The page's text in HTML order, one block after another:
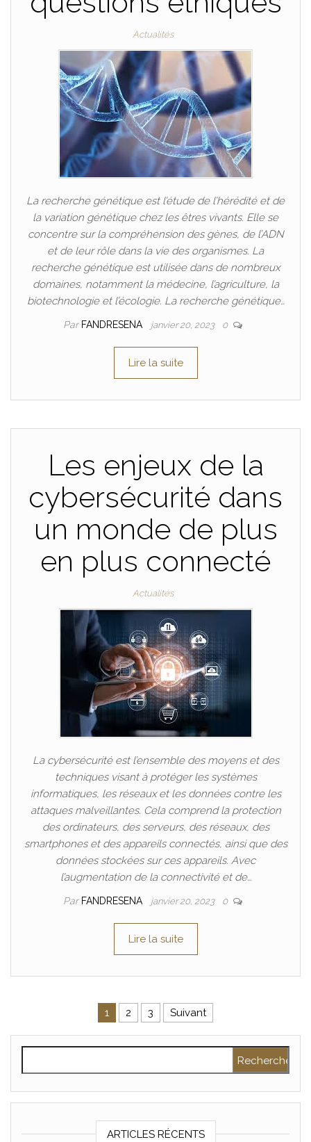
Actualités
La recherche génétique est l’étude de l’hérédité et de
la variation génétique chez les êtres vivants. Elle se
concentre sur la compréhension des gènes, de l’ADN
et de leur rôle dans la vie des organismes. La
recherche génétique est utilisée dans de nombreux
domaines, notamment la médecine, l’agriculture, la
biotechnologie et l’écologie. La recherche génétique…
Par FANDRESENA janvier 20, 2023 0
Lire la suite
Les enjeux de la
cybersécurité dans
un monde de plus
en plus connecté
Actualités
La cybersécurité est l’ensemble des moyens et des
techniques visant à protéger les systèmes
informatiques, les réseaux et les données contre les
attaques malveillantes. Cela comprend la protection
des ordinateurs, des serveurs, des réseaux, des
smartphones et des appareils connectés, ainsi que des
données stockées sur ces appareils. Avec
l’augmentation de la connectivité et de…
Par FANDRESENA janvier 20, 2023 0
Lire la suite
Pagination des publications
1 2 3 Suivant
ARTICLES RÉCENTS